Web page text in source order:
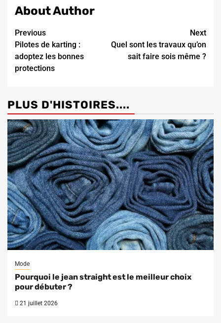
About Author
Continue
Reading
Previous
Pilotes de karting :
adoptez les bonnes
protections
Next
Quel sont les travaux qu’on
sait faire sois même ?
PLUS D'HISTOIRES....
Mode
Pourquoi le jean straight est le meilleur choix
pour débuter ?
21 juillet 2026